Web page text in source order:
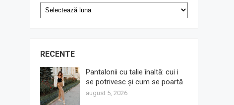
Arhive
RECENTE
Pantalonii cu talie înaltă: cui i
se potrivesc și cum se poartă
august 5, 2026